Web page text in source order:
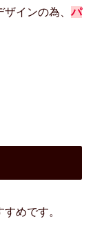
ザインの為、パ
めです。